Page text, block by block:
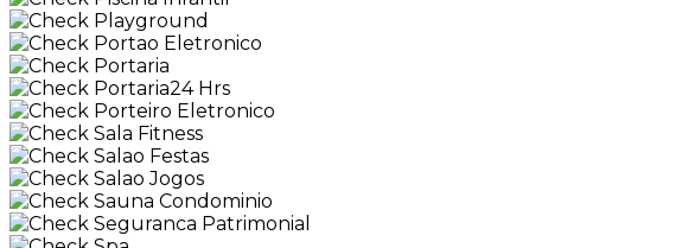
Playground
Portao Eletronico
Portaria
Portaria24 Hrs
Porteiro Eletronico
Sala Fitness
Salao Festas
Salao Jogos
Sauna Condominio
Seguranca Patrimonial